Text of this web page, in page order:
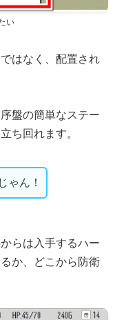
い
はなく、配置され
盤の簡単なステー
ち回れます。
ゃん！
らは入手するハー
か、どこから防衛